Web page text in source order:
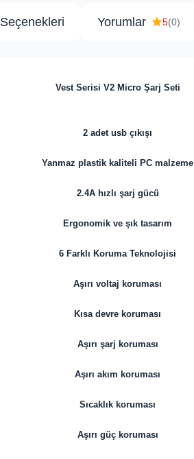
Yorumlar 5(0)
Vest Serisi V2 Micro Şarj Seti
2 adet usb çıkışı
Yanmaz plastik kaliteli PC malzeme
2.4A hızlı şarj gücü
Ergonomik ve şık tasarım
6 Farklı Koruma Teknolojisi
Aşırı voltaj koruması
Kısa devre koruması
Aşırı şarj koruması
Aşırı akım koruması
Sıcaklık koruması
Aşırı güç koruması